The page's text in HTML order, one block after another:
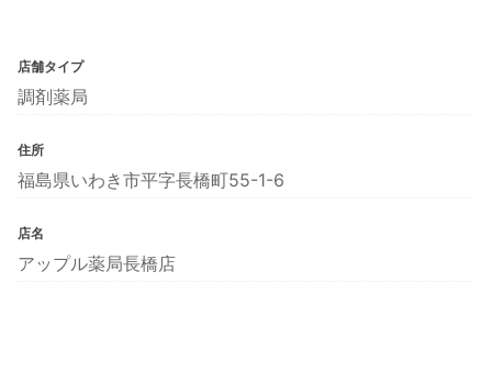
店舗タイプ
調剤薬局
住所
福島県いわき市平字長橋町55-1-6
店名
アップル薬局長橋店